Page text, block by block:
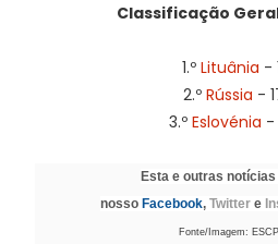
Classificação
1.º Lituânia -
2.º Rússia -
3.º Eslovénia -
Esta e outras
nosso Facebook, Twitter e
Fonte/Imagem: